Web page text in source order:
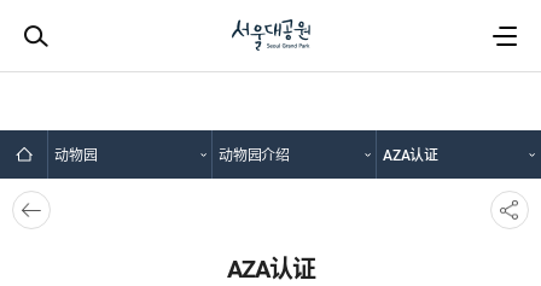
动物园 动物园介绍 AZA认证
뒤로
가기
SNS
공유
AZA认证